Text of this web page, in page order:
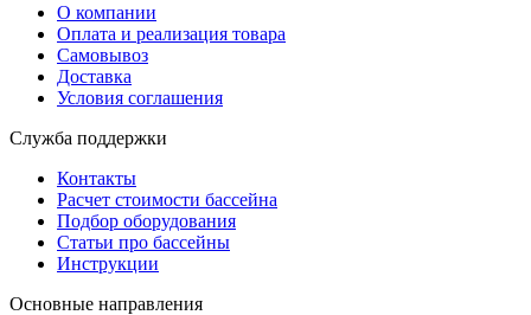
О компании
Оплата и реализация товара
Самовывоз
Доставка
Условия соглашения
Служба поддержки
Контакты
Расчет стоимости бассейна
Подбор оборудования
Статьи про бассейны
Инструкции
Основные направления